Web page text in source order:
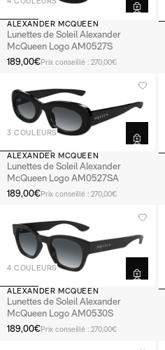
ALEXANDER MCQUEEN
Lunettes de Soleil Alexander
McQueen Logo AM0527S
189,00€Prix conseillé : 270,00€
3 COULEURS
ALEXANDER MCQUEEN
Lunettes de Soleil Alexander
McQueen Logo AM0527SA
189,00€Prix conseillé : 270,00€
4 COULEURS
ALEXANDER MCQUEEN
Lunettes de Soleil Alexander
McQueen Logo AM0530S
189,00€Prix conseillé : 270,00€